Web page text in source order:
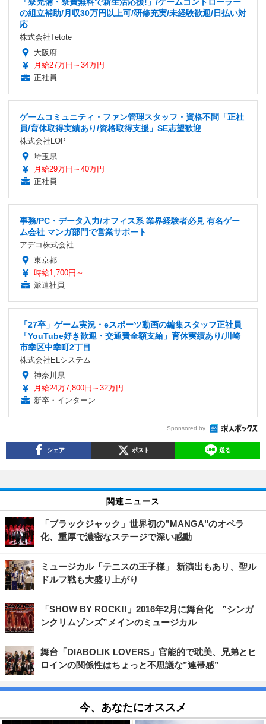
の組立補助/月収30万円以上可/研修充実/未経験歓迎/日払い対
応
株式会社Tetote
大阪府
月給27万円～34万円
正社員
ゲームコミュニティ・ファン管理スタッフ・資格不問「正社
員/育休取得実績あり/資格取得支援」SE志望歓迎
株式会社LOP
埼玉県
月給29万円～40万円
正社員
事務/PC・データ入力/オフィス系 業界経験者必見 有名ゲー
ム会社 マンガ部門で営業サポート
アデコ株式会社
東京都
時給1,700円～
派遣社員
「27卒」ゲーム実況・eスポーツ動画の編集スタッフ正社員
「YouTube好き歓迎・交通費全額支給」育休実績あり/川崎
市幸区中幸町2丁目
株式会社ELシステム
神奈川県
月給24万7,800円～32万円
新卒・インターン
Sponsored by
シェア ポスト 送る
関連ニュース
「ブラックジャック」世界初の”MANGA"のオペラ
化、重厚で濃密なステージで深い感動
ミュージカル「テニスの王子様」 新演出もあり、聖ル
ドルフ戦も大盛り上がり
「SHOW BY ROCK!!」2016年2月に舞台化 ”シンガ
ンクリムゾンズ”メインのミュージカル
舞台「DIABOLIK LOVERS」官能的で耽美、兄弟とヒ
ロインの関係性はちょっと不思議な”連帯感”
今、あなたにオススメ